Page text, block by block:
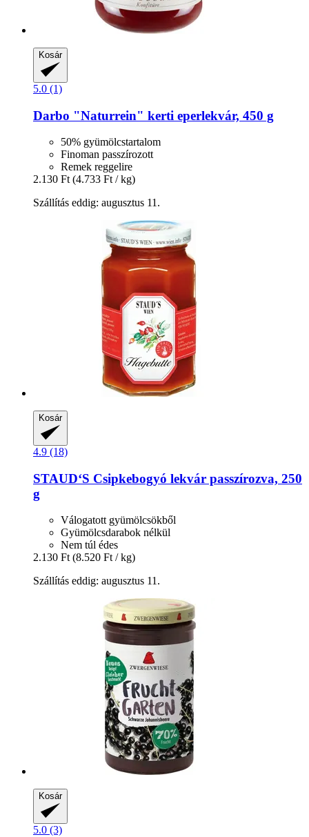
Kosár
5.0 (1)
Darbo "Naturrein" kerti eperlekvár, 450 g
50% gyümölcstartalom
Finoman passzírozott
Remek reggelire
2.130 Ft (4.733 Ft / kg)
Szállítás eddig: augusztus 11.
Kosár
4.9 (18)
STAUD‘S Csipkebogyó lekvár passzírozva, 250
g
Válogatott gyümölcsökből
Gyümölcsdarabok nélkül
Nem túl édes
2.130 Ft (8.520 Ft / kg)
Szállítás eddig: augusztus 11.
Kosár
5.0 (3)